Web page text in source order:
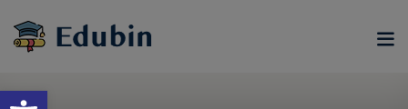
Eszköztár megnyitása
content